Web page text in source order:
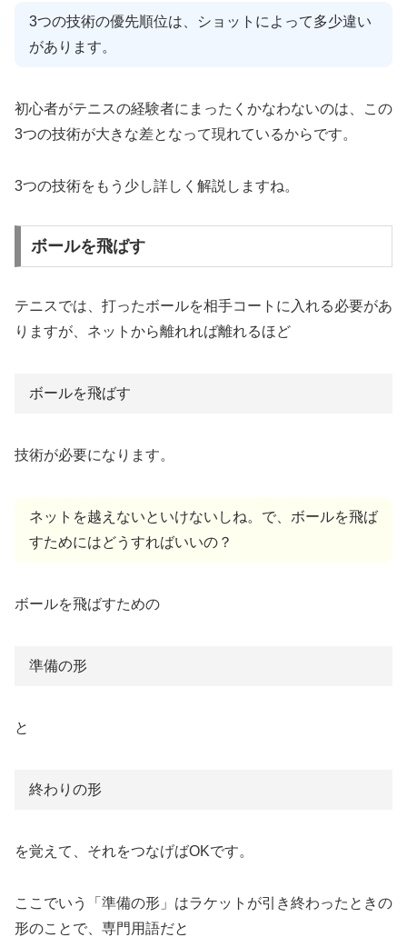
3つの技術の優先順位は、ショットによって多少違い
があります。
初心者がテニスの経験者にまったくかなわないのは、この
3つの技術が大きな差となって現れているからです。
3つの技術をもう少し詳しく解説しますね。
ボールを飛ばす
テニスでは、打ったボールを相手コートに入れる必要があ
りますが、ネットから離れれば離れるほど
ボールを飛ばす
技術が必要になります。
ネットを越えないといけないしね。で、ボールを飛ば
すためにはどうすればいいの？
ボールを飛ばすための
準備の形
と
終わりの形
を覚えて、それをつなげばOKです。
ここでいう「準備の形」はラケットが引き終わったときの
形のことで、専門用語だと